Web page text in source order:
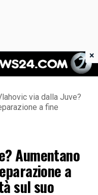
24
via dalla Juve?
a fine
Aumentano
a
sul suo
×